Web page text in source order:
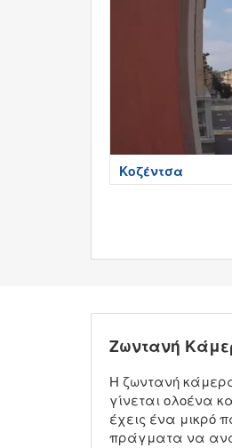
Κοζέντσα
Ζωντανή
Η ζωντανή
γίνεται ολοένα
έχεις ένα μικρό
πράγματα να